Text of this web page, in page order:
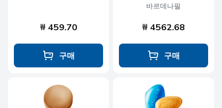
₩ 459.70
구매
바르데나필
₩ 4562.68
구매